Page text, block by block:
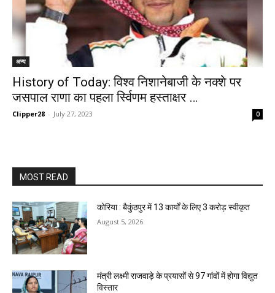
अन्य
History of Today: विश्व निशानेबाजी के नक्शे पर
जसपाल राणा का पहला र्स्विणम हस्ताक्षर …
Clipper28 - July 27, 2023 0
MOST READ
कोरिया : बैकुंठपुर में 13 कार्यों के लिए 3 करोड़ स्वीकृत
August 5, 2026
मंत्री लक्ष्मी राजवाड़े के प्रयासों से 97 गांवों में होगा विद्युत
विस्तार